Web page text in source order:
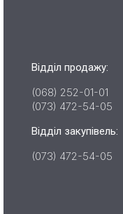
Відділ продажу:
(068) 252-01-01
(073) 472-54-05
Відділ закупівель:
(073) 472-54-05